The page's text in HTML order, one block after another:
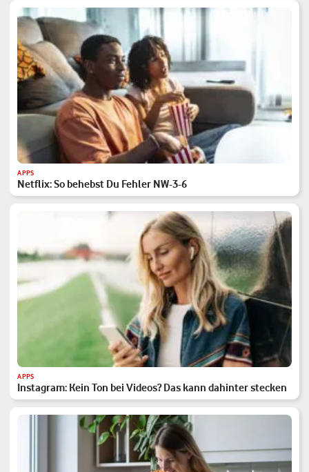
APPS
Netflix: So behebst Du Fehler NW-3-6
APPS
Instagram: Kein Ton bei Videos? Das kann dahinter stecken